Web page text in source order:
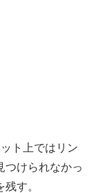
ト上ではリン
つけられなかっ
す。